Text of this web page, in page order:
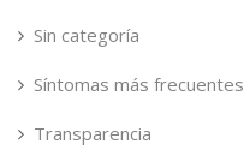
Sin categoría
Síntomas más frecuentes
Transparencia